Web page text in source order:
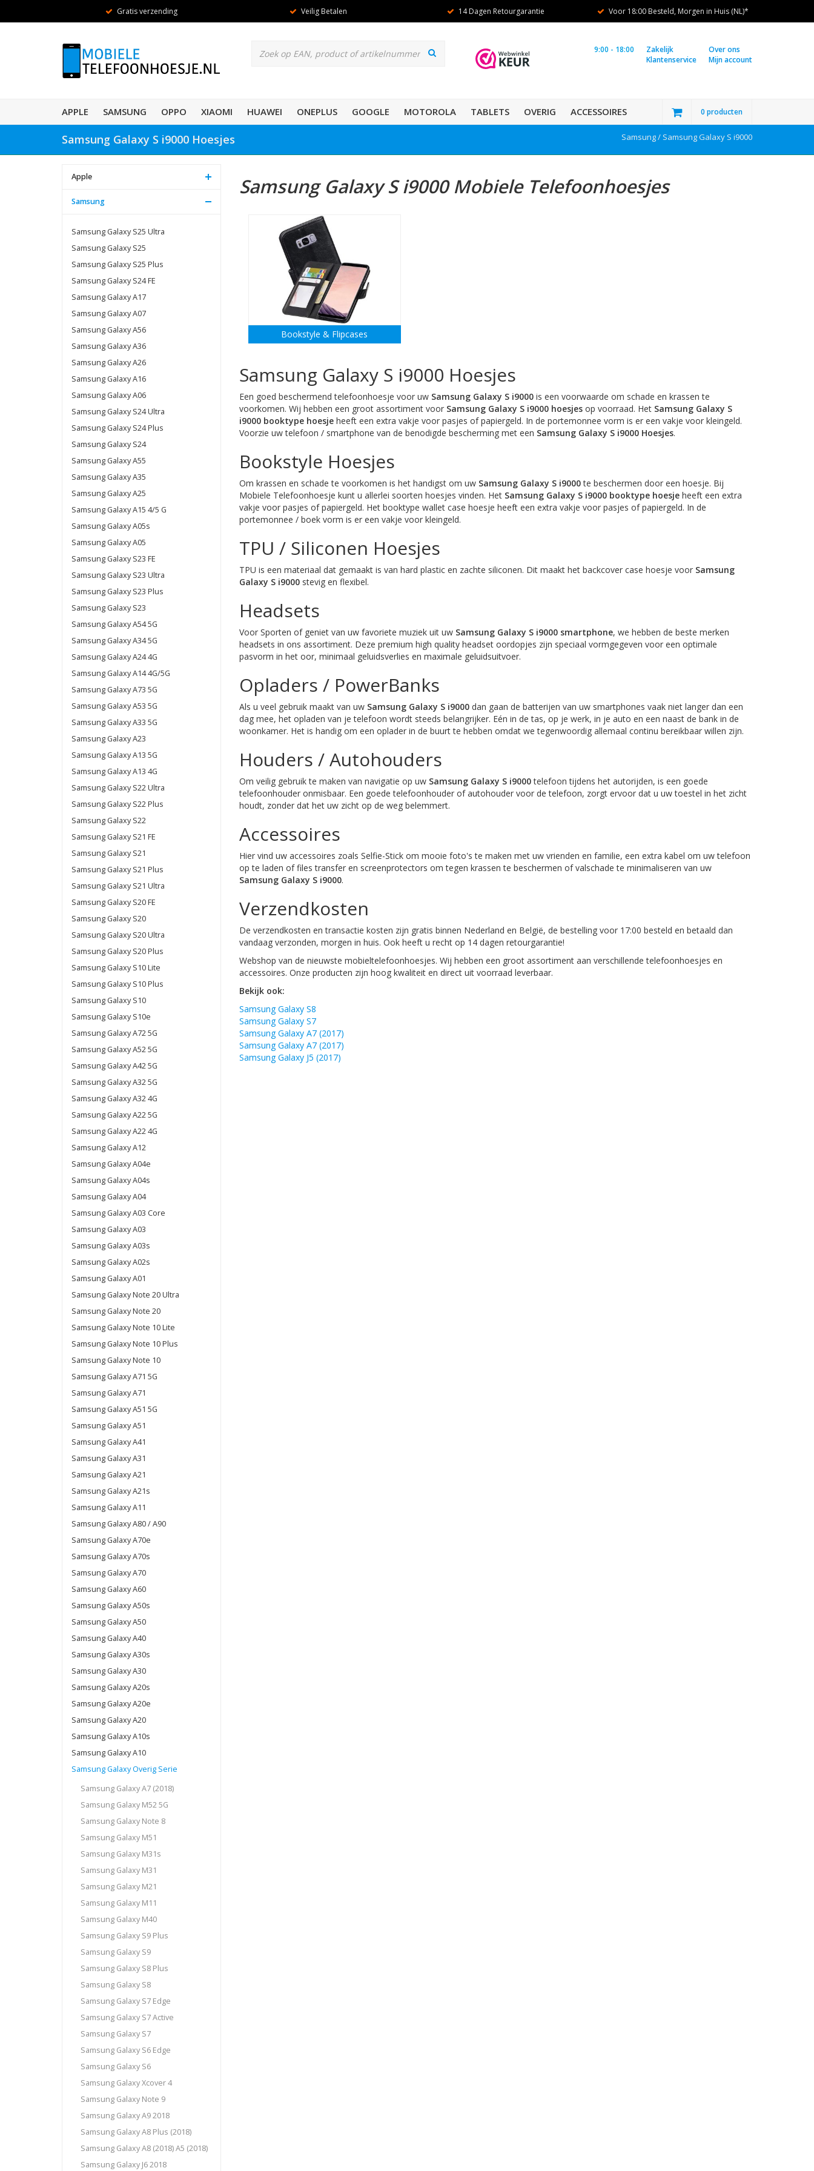
Gratis verzending Veilig Betalen 14 Dagen Retourgarantie Voor 18:00 Besteld, Morgen in Huis (NL)*
Over ons
Mijn account
Zakelijk
Klantenservice
9:00 - 18:00
APPLE SAMSUNG OPPO XIAOMI HUAWEI ONEPLUS GOOGLE MOTOROLA TABLETS OVERIG ACCESSOIRES 0 producten
Samsung Galaxy S i9000 Hoesjes Samsung / Samsung Galaxy S i9000
Apple
Samsung
Samsung Galaxy S25 Ultra
Samsung Galaxy S25
Samsung Galaxy S25 Plus
Samsung Galaxy S24 FE
Samsung Galaxy A17
Samsung Galaxy A07
Samsung Galaxy A56
Samsung Galaxy A36
Samsung Galaxy A26
Samsung Galaxy A16
Samsung Galaxy A06
Samsung Galaxy S24 Ultra
Samsung Galaxy S24 Plus
Samsung Galaxy S24
Samsung Galaxy A55
Samsung Galaxy A35
Samsung Galaxy A25
Samsung Galaxy A15 4/5 G
Samsung Galaxy A05s
Samsung Galaxy A05
Samsung Galaxy S23 FE
Samsung Galaxy S23 Ultra
Samsung Galaxy S23 Plus
Samsung Galaxy S23
Samsung Galaxy A54 5G
Samsung Galaxy A34 5G
Samsung Galaxy A24 4G
Samsung Galaxy A14 4G/5G
Samsung Galaxy A73 5G
Samsung Galaxy A53 5G
Samsung Galaxy A33 5G
Samsung Galaxy A23
Samsung Galaxy A13 5G
Samsung Galaxy A13 4G
Samsung Galaxy S22 Ultra
Samsung Galaxy S22 Plus
Samsung Galaxy S22
Samsung Galaxy S21 FE
Samsung Galaxy S21
Samsung Galaxy S21 Plus
Samsung Galaxy S21 Ultra
Samsung Galaxy S20 FE
Samsung Galaxy S20
Samsung Galaxy S20 Ultra
Samsung Galaxy S20 Plus
Samsung Galaxy S10 Lite
Samsung Galaxy S10 Plus
Samsung Galaxy S10
Samsung Galaxy S10e
Samsung Galaxy A72 5G
Samsung Galaxy A52 5G
Samsung Galaxy A42 5G
Samsung Galaxy A32 5G
Samsung Galaxy A32 4G
Samsung Galaxy A22 5G
Samsung Galaxy A22 4G
Samsung Galaxy A12
Samsung Galaxy A04e
Samsung Galaxy A04s
Samsung Galaxy A04
Samsung Galaxy A03 Core
Samsung Galaxy A03
Samsung Galaxy A03s
Samsung Galaxy A02s
Samsung Galaxy A01
Samsung Galaxy Note 20 Ultra
Samsung Galaxy Note 20
Samsung Galaxy Note 10 Lite
Samsung Galaxy Note 10 Plus
Samsung Galaxy Note 10
Samsung Galaxy A71 5G
Samsung Galaxy A71
Samsung Galaxy A51 5G
Samsung Galaxy A51
Samsung Galaxy A41
Samsung Galaxy A31
Samsung Galaxy A21
Samsung Galaxy A21s
Samsung Galaxy A11
Samsung Galaxy A80 / A90
Samsung Galaxy A70e
Samsung Galaxy A70s
Samsung Galaxy A70
Samsung Galaxy A60
Samsung Galaxy A50s
Samsung Galaxy A50
Samsung Galaxy A40
Samsung Galaxy A30s
Samsung Galaxy A30
Samsung Galaxy A20s
Samsung Galaxy A20e
Samsung Galaxy A20
Samsung Galaxy A10s
Samsung Galaxy A10
Samsung Galaxy Overig Serie
Samsung Galaxy A7 (2018)
Samsung Galaxy M52 5G
Samsung Galaxy Note 8
Samsung Galaxy M51
Samsung Galaxy M31s
Samsung Galaxy M31
Samsung Galaxy M21
Samsung Galaxy M11
Samsung Galaxy M40
Samsung Galaxy S9 Plus
Samsung Galaxy S9
Samsung Galaxy S8 Plus
Samsung Galaxy S8
Samsung Galaxy S7 Edge
Samsung Galaxy S7 Active
Samsung Galaxy S7
Samsung Galaxy S6 Edge
Samsung Galaxy S6
Samsung Galaxy Xcover 4
Samsung Galaxy Note 9
Samsung Galaxy A9 2018
Samsung Galaxy A8 Plus (2018)
Samsung Galaxy A8 (2018) A5 (2018)
Samsung Galaxy J6 2018
Samsung Galaxy S i9000 Mobiele Telefoonhoesjes
Bookstyle & Flipcases
Samsung Galaxy S i9000 Hoesjes
Een goed beschermend telefoonhoesje voor uw Samsung Galaxy S i9000is een voorwaarde om schade en krassen te
voorkomen. Wij hebben een groot assortiment voor Samsung Galaxy S i9000 hoesjes op voorraad. Het Samsung Galaxy S
i9000 booktype hoesjeheeft een extra vakje voor pasjes of papiergeld. In de portemonnee vorm is er een vakje voor kleingeld.
Voorzie uw telefoon / smartphone van de benodigde bescherming met een Samsung Galaxy S i9000 Hoesjes.
Bookstyle Hoesjes
Om krassen en schade te voorkomen is het handigst om uw Samsung Galaxy S i9000te beschermen door een hoesje. Bij
Mobiele Telefoonhoesje kunt u allerlei soorten hoesjes vinden. Het Samsung Galaxy S i9000 booktype hoesjeheeft een extra
vakje voor pasjes of papiergeld. Het booktype wallet case hoesje heeft een extra vakje voor pasjes of papiergeld. In de
portemonnee / boek vorm is er een vakje voor kleingeld.
TPU / Siliconen Hoesjes
TPU is een materiaal dat gemaakt is van hard plastic en zachte siliconen. Dit maakt het backcover case hoesje voor Samsung
Galaxy S i9000stevig en flexibel.
Headsets
Voor Sporten of geniet van uw favoriete muziek uit uw Samsung Galaxy S i9000 smartphone, we hebben de beste merken
headsets in ons assortiment. Deze premium high quality headset oordopjes zijn speciaal vormgegeven voor een optimale
pasvorm in het oor, minimaal geluidsverlies en maximale geluidsuitvoer.
Opladers / PowerBanks
Als u veel gebruik maakt van uw Samsung Galaxy S i9000dan gaan de batterijen van uw smartphones vaak niet langer dan een
dag mee, het opladen van je telefoon wordt steeds belangrijker. Eén in de tas, op je werk, in je auto en een naast de bank in de
woonkamer. Het is handig om een oplader in de buurt te hebben omdat we tegenwoordig allemaal continu bereikbaar willen zijn.
Houders / Autohouders
Om veilig gebruik te maken van navigatie op uw Samsung Galaxy S i9000telefoon tijdens het autorijden, is een goede
telefoonhouder onmisbaar. Een goede telefoonhouder of autohouder voor de telefoon, zorgt ervoor dat u uw toestel in het zicht
houdt, zonder dat het uw zicht op de weg belemmert.
Accessoires
Hier vind uw accessoires zoals Selfie-Stick om mooie foto's te maken met uw vrienden en familie, een extra kabel om uw telefoon
op te laden of files transfer en screenprotectors om tegen krassen te beschermen of valschade te minimaliseren van uw
Samsung Galaxy S i9000.
Verzendkosten
De verzendkosten en transactie kosten zijn gratis binnen Nederland en België, de bestelling voor 17:00 besteld en betaald dan
vandaag verzonden, morgen in huis. Ook heeft u recht op 14 dagen retourgarantie!
Webshop van de nieuwste mobieltelefoonhoesjes. Wij hebben een groot assortiment aan verschillende telefoonhoesjes en
accessoires. Onze producten zijn hoog kwaliteit en direct uit voorraad leverbaar.
Bekijk ook:
Samsung Galaxy S8
Samsung Galaxy S7
Samsung Galaxy A7 (2017)
Samsung Galaxy A7 (2017)
Samsung Galaxy J5 (2017)